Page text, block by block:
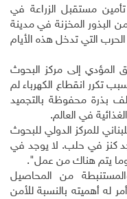
مستقبل الزراعة في
البذور المخزنة في مدينة
التي تدخل هذه الأيام
المؤدي إلى مركز البحوث
حلب. وبسبب تكرر انقطاع الكهرباء لم
بوسع العلماء ضمان سلامة 150 ألف بذرة محفوظة بالتجميد
في العالم.
للمركز الدولي للبحوث
كنز في حلب. لا يوجد في
وما يتم هناك من عمل".
من المحاصيل
له أهميته بالنسبة للأمن